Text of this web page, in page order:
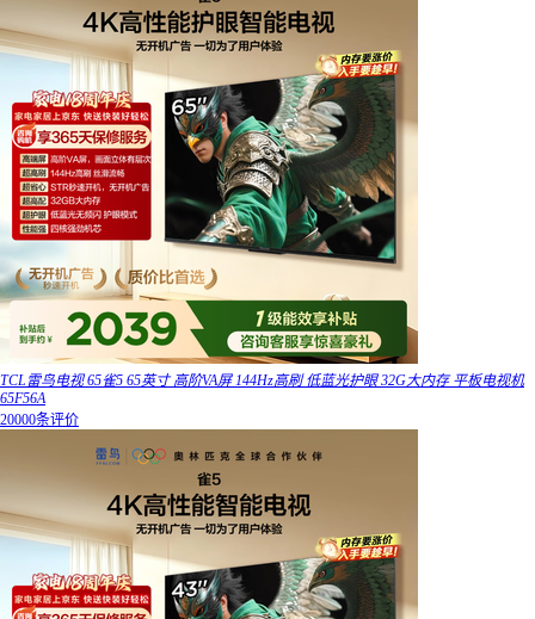
TCL雷鸟电视 65雀5 65英寸 高阶VA屏 144Hz高刷 低蓝光护眼 32G大内存 平板电视机
65F56A
20000条评价